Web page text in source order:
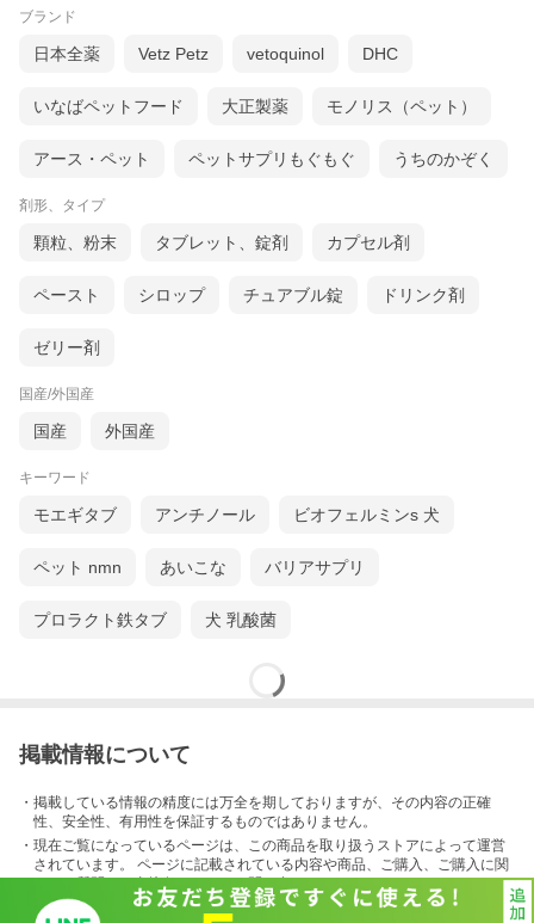
ブランド
日本全薬 Vetz Petz vetoquinol DHC
いなばペットフード 大正製薬 モノリス（ペット）
アース・ペット ペットサプリもぐもぐ うちのかぞく
剤形、タイプ
顆粒、粉末 タブレット、錠剤 カプセル剤
ペースト シロップ チュアブル錠 ドリンク剤
ゼリー剤
国産/外国産
国産 外国産
キーワード
モエギタブ アンチノール ビオフェルミンs 犬
ペット nmn あいこな バリアサプリ
プロラクト鉄タブ 犬 乳酸菌
掲載情報について
・掲載している情報の精度には万全を期しておりますが、その内容の正確
性、安全性、有用性を保証するものではありません。
・現在ご覧になっているページは、この商品を取り扱うストアによって運営
されています。 ページに記載されている内容や商品、ご購入 、ご購入に関
するご質問は、直接各ストアにお問い合わせください。